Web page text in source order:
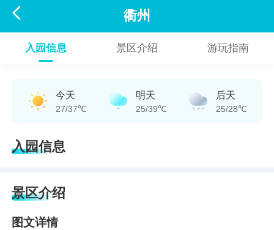
 衢州
入园信息 景区介绍 游玩指南
今天
27/37℃
明天
25/39℃
后天
25/28℃
入园信息
景区介绍
图文详情